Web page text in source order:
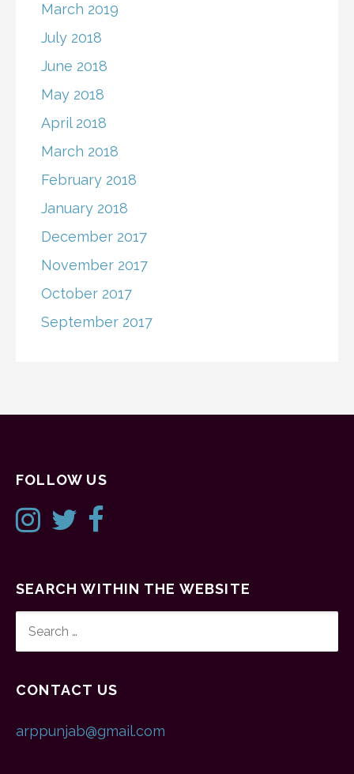
March 2019
July 2018
June 2018
May 2018
April 2018
March 2018
February 2018
January 2018
December 2017
November 2017
October 2017
September 2017
FOLLOW US
SEARCH WITHIN THE WEBSITE
FOR:
CONTACT US
arppunjab@gmail.com